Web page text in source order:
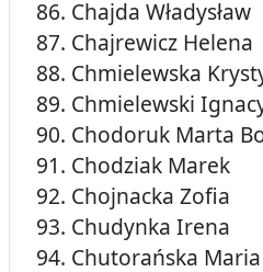
86. Chajda Władysław
87. Chajrewicz Helena
88. Chmielewska
89. Chmielewski
90. Chodoruk Marta
91. Chodziak Marek
92. Chojnacka Zofia
93. Chudynka Irena
94. Chutorańska Maria